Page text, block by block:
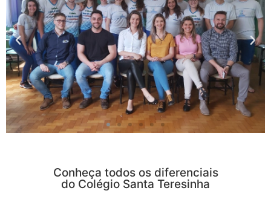
Conheça todos os diferenciais
do Colégio Santa Teresinha